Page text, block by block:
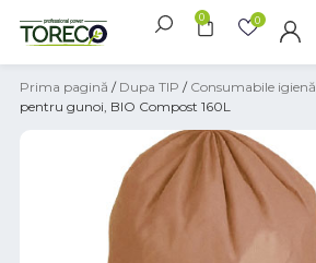
0 0
Prima pagină / Dupa TIP / Consumabile igienă
pentru gunoi, BIO Compost 160L